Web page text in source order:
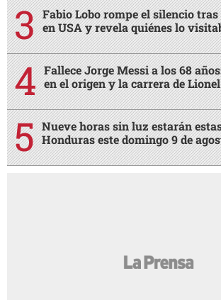
Fabio Lobo rompe el silencio
en USA y revela quiénes lo
Fallece Jorge Messi a los 68
en el origen y la carrera de Lionel
Nueve horas sin luz estarán
Honduras este domingo 9 de